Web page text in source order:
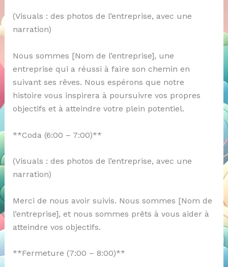
(Visuals : des photos de l’entreprise, avec une
narration)
Nous sommes [Nom de l’entreprise], une
entreprise qui a réussi à faire son chemin en
suivant ses rêves. Nous espérons que notre
histoire vous inspirera à poursuivre vos propres
objectifs et à atteindre votre plein potentiel.
**Coda (6:00 – 7:00)**
(Visuals : des photos de l’entreprise, avec une
narration)
Merci de nous avoir suivis. Nous sommes [Nom de
l’entreprise], et nous sommes prêts à vous aider à
atteindre vos objectifs.
**Fermeture (7:00 – 8:00)**